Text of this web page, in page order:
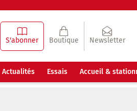
S'abonner Boutique Newsletter
Actualités Essais Accueil &